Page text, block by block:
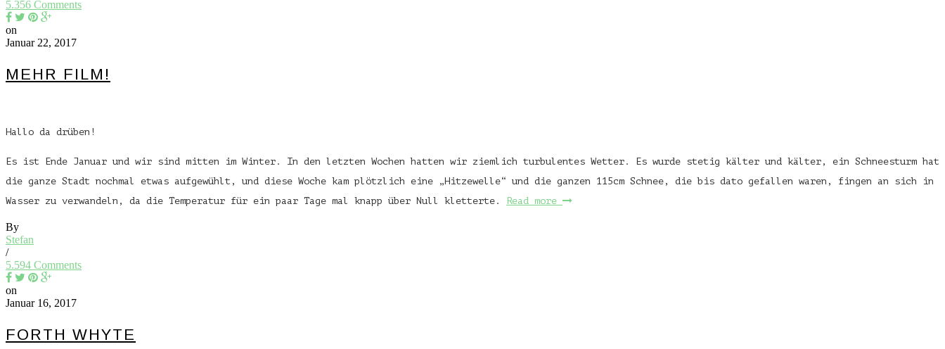
5.356 Comments
on
Januar 22, 2017
MEHR FILM!
Hallo da drüben!
Es ist Ende Januar und wir sind mitten im Winter. In den letzten Wochen hatten wir ziemlich turbulentes Wetter. Es wurde stetig kälter und kälter, ein Schneesturm hat
die ganze Stadt nochmal etwas aufgewühlt, und diese Woche kam plötzlich eine „Hitzewelle“ und die ganzen 115cm Schnee, die bis dato gefallen waren, fingen an sich in
Wasser zu verwandeln, da die Temperatur für ein paar Tage mal knapp über Null kletterte.
Read more
By
Stefan
/
5.594 Comments
on
Januar 16, 2017
FORTH WHYTE